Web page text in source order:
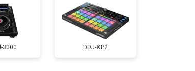
3000 DDJ-XP2